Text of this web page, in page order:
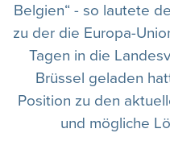
Belgien“ - so lautete
zu der die Europa-
Tagen in die
Brüssel geladen
Position zu den
und mögliche